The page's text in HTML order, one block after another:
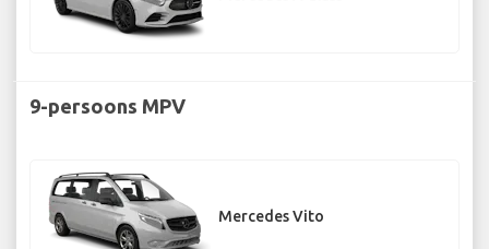
9-persoons MPV
Mercedes Vito